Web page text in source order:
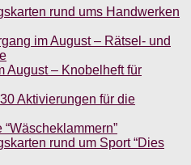
rund ums Handwerken
im August – Rätsel- und
August – Knobelheft für
Aktivierungen für die
rund um Sport “Dies